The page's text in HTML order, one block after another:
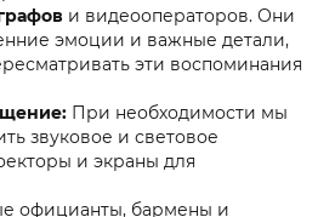
и видеооператоров. Они
эмоции и важные детали,
эти воспоминания
При необходимости мы
звуковое и световое
и экраны для
официанты, бармены и